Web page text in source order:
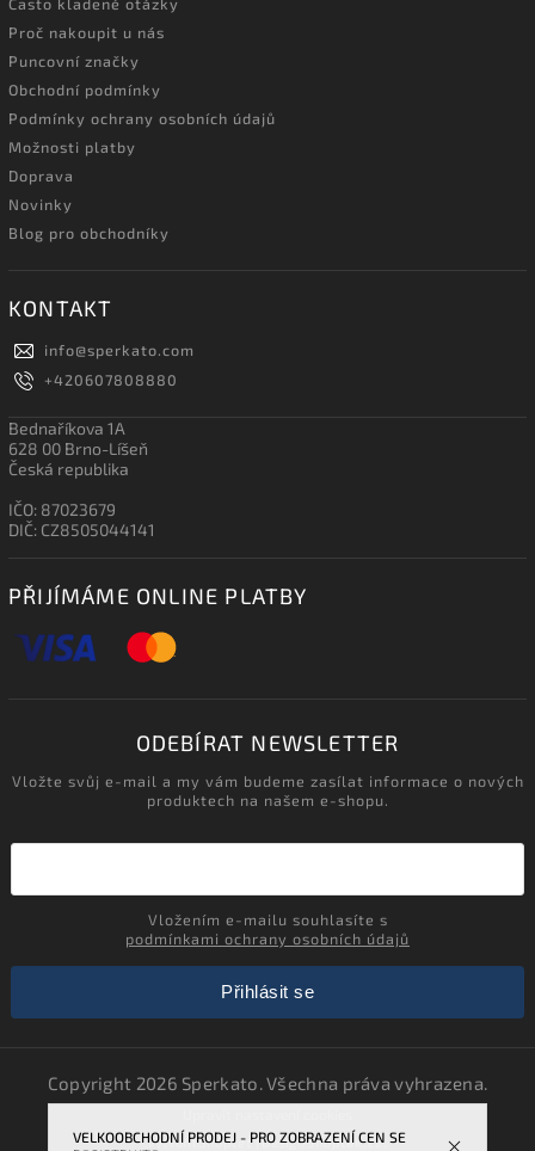
VELKOOBCHODNÍ PRODEJ - PRO ZOBRAZENÍ CEN SE
Proč nakoupit u nás
Puncovní značky
Obchodní podmínky
Podmínky ochrany osobních údajů
Možnosti platby
Doprava
Novinky
Blog pro obchodníky
KONTAKT
info@sperkato.com
+420607808880
Bednaříkova 1A
628 00 Brno-Líšeň
Česká republika
IČO: 87023679
DIČ: CZ8505044141
PŘIJÍMÁME ONLINE PLATBY
ODEBÍRAT NEWSLETTER
Vložte svůj e-mail a my vám budeme zasílat informace o nových
produktech na našem e-shopu.
podmínkami ochrany osobních údajů
Přihlásit se
Copyright 2026 Sperkato. Všechna práva vyhrazena.
VytvořilShoptet| DesignShoptak.cz.